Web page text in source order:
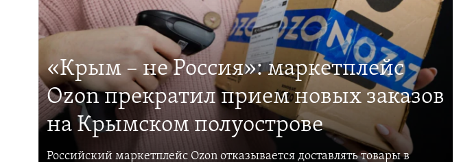
«Крым – не Россия»: маркетплейс
Ozon прекратил прием новых заказов
на Крымском полуострове
Российский маркетплейс Ozon отказывается доставлять товары в